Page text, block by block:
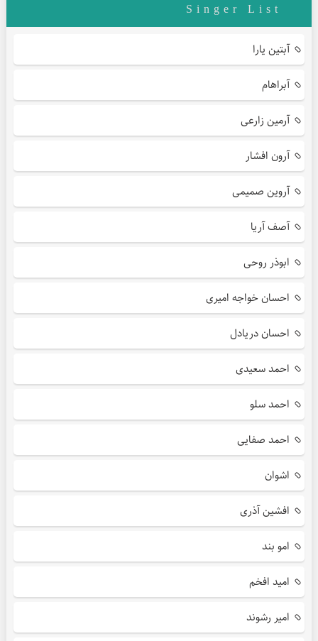
Singer List
آبتین یارا
آبراهام
آرمین زارعی
آرون افشار
آروین صمیمی
آصف آریا
ابوذر روحی
احسان خواجه امیری
احسان دریادل
احمد سعیدی
احمد سلو
احمد صفایی
اشوان
افشین آذری
امو بند
امید افخم
امیر رشوند